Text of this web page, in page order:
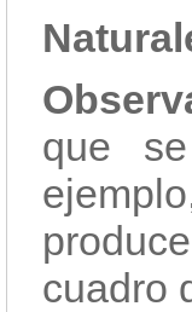
que
cuadro